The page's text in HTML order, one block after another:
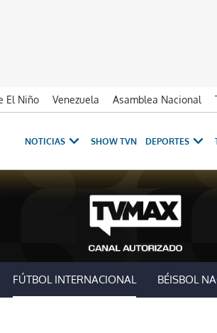
El Niño Venezuela Asamblea Nacional
NOTICIAS SHOW TVN DEPORTES
FÚTBOL INTERNACIONAL BÉISBOL